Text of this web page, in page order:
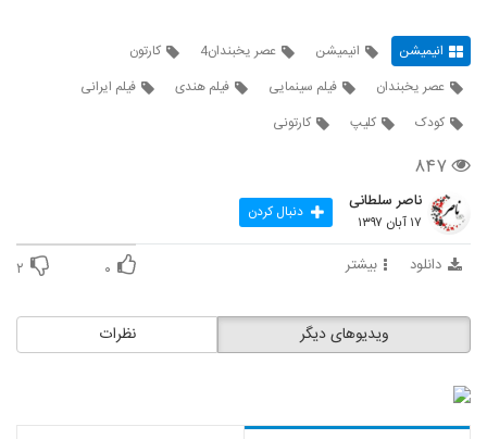
انیمیشن انیمیشن عصر یخبندان4
کارتون
عصر یخبندان
فیلم سینمایی فیلم هندی
فیلم ایرانی
کودک
کلیپ کارتونی
۸۴۷
ناصر سلطانی
۱۷ آبان ۱۳۹۷ دنبال کردن
دانلود بیشتر ۰ ۲
نظرات ویدیوهای دیگر